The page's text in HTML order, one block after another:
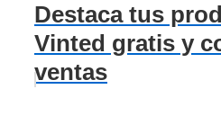
Destaca tus
Vinted gratis y
ventas